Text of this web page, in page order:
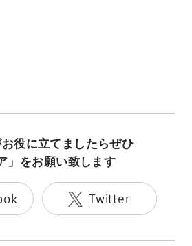
役に立てましたらぜひ
」をお願い致します
Twitter